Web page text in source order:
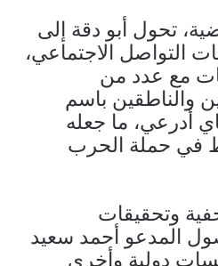
تحول أبو دقة إلى
التواصل الاجتماعي،
مع عدد من
والناطقين باسم
أدرعي، ما جعله
في حملة الحرب
وتحقيقات
المدعو أحمد سعيد
دولية وأخرى